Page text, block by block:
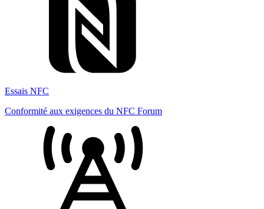
Essais NFC
Conformité aux exigences du NFC Forum